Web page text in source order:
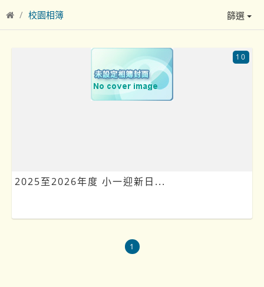
校園相簿 篩選
2025至2026年度 小一迎新日...
10
1